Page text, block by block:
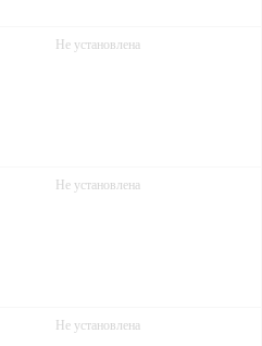
Не установлена
Не установлена
Не установлена